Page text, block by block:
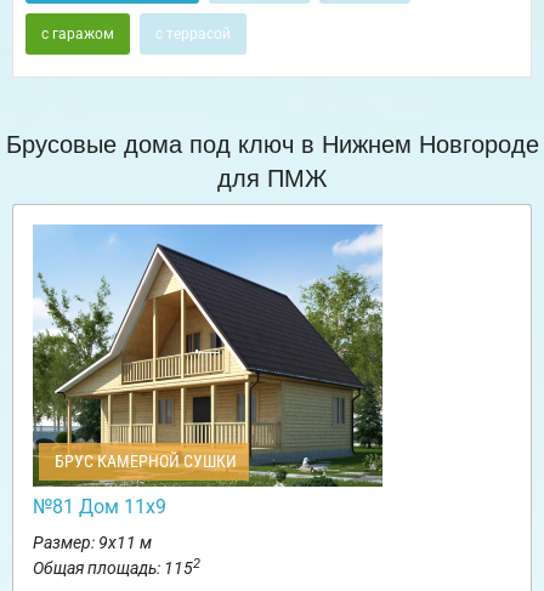
с гаражом с террасой
Брусовые дома под ключ в Нижнем Новгороде
для ПМЖ
БРУС КАМЕРНОЙ СУШКИ
№81 Дом 11х9
Размер: 9х11 м
Общая площадь: 1152